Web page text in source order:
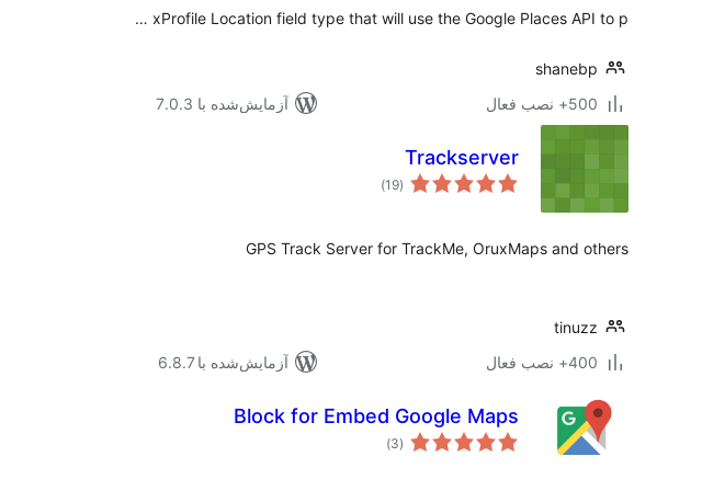
xProfile Location field type that will use the Google Places API to p …
shanebp
500+ نصب فعال
آزمایش‌شده با 7.0.3
Trackserver
(19
مجموع
امتیازها)
GPS Track Server for TrackMe, OruxMaps and others
tinuzz
400+ نصب فعال
آزمایش‌شده با 6.8.7
Block for Embed Google Maps
(3 مجموع
امتیازها)